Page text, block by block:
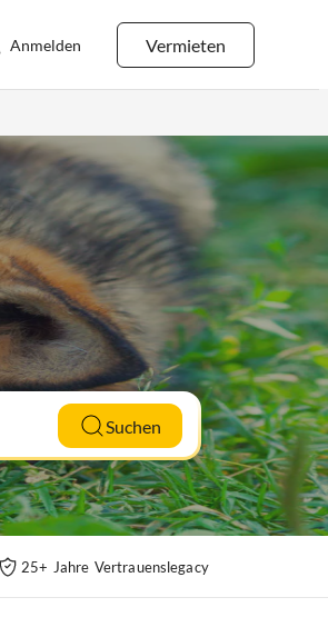
Vermieten
Anmelden
Suchen
25+ Jahre Vertrauenslegacy